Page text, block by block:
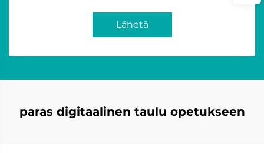
Lähetä
paras digitaalinen taulu opetukseen